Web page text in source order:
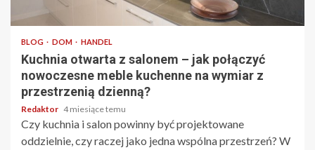
4 min odczytu
BLOG DOM HANDEL
Kuchnia otwarta z salonem – jak połączyć
nowoczesne meble kuchenne na wymiar z
przestrzenią dzienną?
Redaktor 4 miesiące temu
Czy kuchnia i salon powinny być projektowane
oddzielnie, czy raczej jako jedna wspólna przestrzeń? W